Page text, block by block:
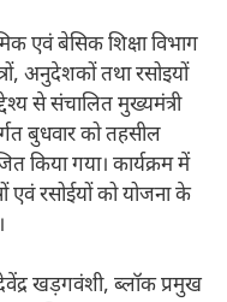
एवं बेसिक शिक्षा विभाग
अनुदेशकों तथा रसोइयों
से संचालित मुख्यमंत्री
बुधवार को तहसील
किया गया। कार्यक्रम में
एवं रसोईयों को योजना के
खड़गवंशी, ब्लॉक प्रमुख